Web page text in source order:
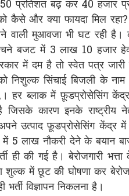
प्रतिशत बढ़ कर 40 हजार
कैसे और क्या फायदा मिल
मुआवजा भी घट रही है।
बजट में 3 लाख 10 हजार
में दम है तो स्वेत पत्र जारी
निशुल्क सिंचाई बिजली के
हर ब्लाक में फ़ूडप्रोसेसिंग
जिसके कारण इनके
उत्पाद फ़ूडप्रोसेसिंग केंद्र
5 लाख नौकरी देने के बयान
ही की गई है। बेरोजगारी
शुल्क में छूट की घोषणा कर
विज्ञापन निकलना है।